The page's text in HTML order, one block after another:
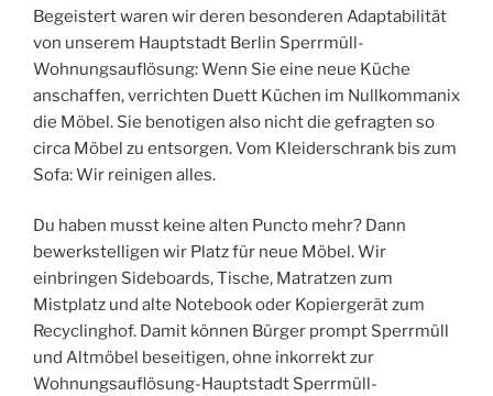
Begeistert waren wir deren besonderen Adaptabilität
von unserem Hauptstadt Berlin Sperrmüll-
Wohnungsauflösung: Wenn Sie eine neue Küche
anschaffen, verrichten Duett Küchen im Nullkommanix
die Möbel. Sie benotigen also nicht die gefragten so
circa Möbel zu entsorgen. Vom Kleiderschrank bis zum
Sofa: Wir reinigen alles.
Du haben musst keine alten Puncto mehr? Dann
bewerkstelligen wir Platz für neue Möbel. Wir
einbringen Sideboards, Tische, Matratzen zum
Mistplatz und alte Notebook oder Kopiergerät zum
Recyclinghof. Damit können Bürger prompt Sperrmüll
und Altmöbel beseitigen, ohne inkorrekt zur
Wohnungsauflösung-Hauptstadt Sperrmüll-